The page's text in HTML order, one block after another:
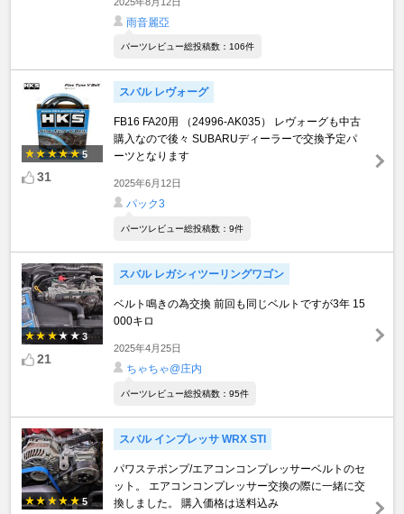
雨音麗亞
パーツレビュー総投稿数：106件
5
31
スバル レヴォーグ
FB16 FA20用 （24996-AK035） レヴォーグも中古
購入なので後々 SUBARUディーラーで交換予定パ
ーツとなります
2025年6月12日
パック3
パーツレビュー総投稿数：9件
3
21
スバル レガシィツーリングワゴン
ベルト鳴きの為交換 前回も同じベルトですが3年 15
000キロ
2025年4月25日
ちゃちゃ@庄内
パーツレビュー総投稿数：95件
5
スバル インプレッサ WRX STI
パワステポンプ/エアコンコンプレッサーベルトのセ
ット。 エアコンコンプレッサー交換の際に一緒に交
換しました。 購入価格は送料込み